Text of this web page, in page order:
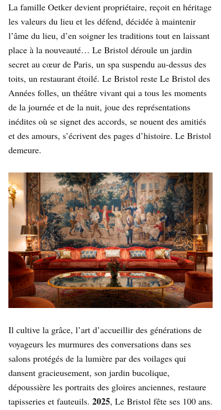
La famille Oetker devient propriétaire, reçoit en héritage
les valeurs du lieu et les défend, décidée à maintenir
l’âme du lieu, d’en soigner les traditions tout en laissant
place à la nouveauté… Le Bristol déroule un jardin
secret au cœur de Paris, un spa suspendu au-dessus des
toits, un restaurant étoilé. Le Bristol reste Le Bristol des
Années folles, un théâtre vivant qui a tous les moments
de la journée et de la nuit, joue des représentations
inédites où se signet des accords, se nouent des amitiés
et des amours, s’écrivent des pages d’histoire. Le Bristol
demeure.
Il cultive la grâce, l’art d’accueillir des générations de
voyageurs les murmures des conversations dans ses
salons protégés de la lumière par des voilages qui
dansent gracieusement, son jardin bucolique,
dépoussière les portraits des gloires anciennes, restaure
tapisseries et fauteuils. 2025, Le Bristol fête ses 100 ans.